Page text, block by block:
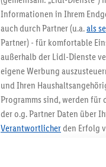
Informationen in Ihrem
auch durch Partner (u.a.als
Partner) - für komfortable
außerhalb der Lidl-Dienste
eigene Werbung
und Ihren
Programms sind, werden für
der o.g. Partner Daten über
Verantwortlicherden Erfolg
angereicherten Profilen.